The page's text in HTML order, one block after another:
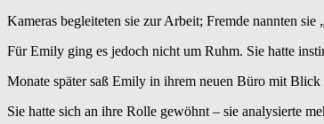
Kameras begleiteten sie zur Arbeit; Fremde nannten sie
Für Emily ging es jedoch nicht um Ruhm. Sie hatte
Monate später saß Emily in ihrem neuen Büro mit
Sie hatte sich an ihre Rolle gewöhnt – sie analysierte